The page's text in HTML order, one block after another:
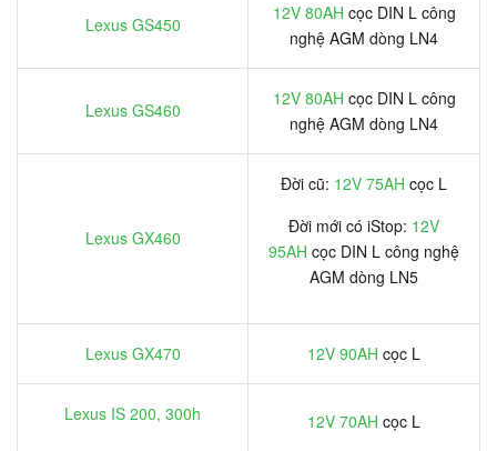
Lexus GS450
12V 80AH cọc DIN L công
nghệ AGM dòng LN4
Lexus GS460
12V 80AH cọc DIN L công
nghệ AGM dòng LN4
Lexus GX460
Đời cũ: 12V 75AH cọc L
Đời mới có iStop: 12V
95AH cọc DIN L công nghệ
AGM dòng LN5
Lexus GX470 12V 90AH cọc L
Lexus IS 200, 300h 12V 70AH cọc L